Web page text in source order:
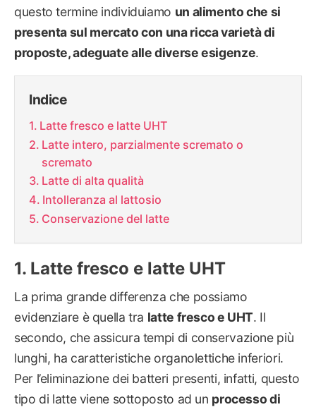
questo termine individuiamo un alimento che si
presenta sul mercato con una ricca varietà di
proposte, adeguate alle diverse esigenze.
Indice
Latte fresco e latte UHT
Latte intero, parzialmente scremato o
scremato
Latte di alta qualità
Intolleranza al lattosio
Conservazione del latte
Latte fresco e latte UHT
La prima grande differenza che possiamo
evidenziare è quella tra latte fresco e UHT. Il
secondo, che assicura tempi di conservazione più
lunghi, ha caratteristiche organolettiche inferiori.
Per l’eliminazione dei batteri presenti, infatti, questo
tipo di latte viene sottoposto ad un processo di